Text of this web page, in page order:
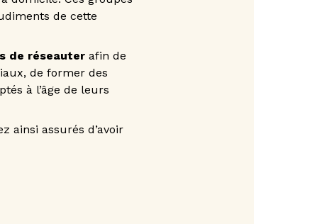
de cette
de réseauterafin de
de former des
à l’âge de leurs
ainsi assurés d’avoir